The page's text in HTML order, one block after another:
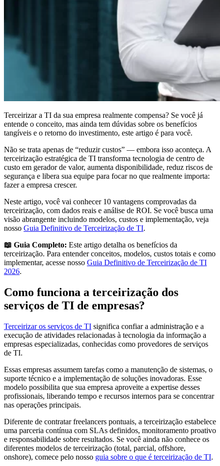
Terceirizar a TI da sua empresa realmente compensa? Se você já
entende o conceito, mas ainda tem dúvidas sobre os benefícios
tangíveis e o retorno do investimento, este artigo é para você.
Não se trata apenas de “reduzir custos” — embora isso aconteça. A
terceirização estratégica de TI transforma tecnologia de centro de
custo em gerador de valor, aumenta disponibilidade, reduz riscos de
segurança e libera sua equipe para focar no que realmente importa:
fazer a empresa crescer.
Neste artigo, você vai conhecer 10 vantagens comprovadas da
terceirização, com dados reais e análise de ROI. Se você busca uma
visão abrangente incluindo modelos, custos e implementação, veja
nosso Guia Definitivo de Terceirização de TI.
📖 Guia Completo: Este artigo detalha os benefícios da
terceirização. Para entender conceitos, modelos, custos totais e como
implementar, acesse nosso Guia Definitivo de Terceirização de TI
2026.
Como funciona a terceirização dos
serviços de TI de empresas?
Terceirizar os serviços de TI significa confiar a administração e a
execução de atividades relacionadas à tecnologia da informação a
empresas especializadas, conhecidas como provedores de serviços
de TI.
Essas empresas assumem tarefas como a manutenção de sistemas, o
suporte técnico e a implementação de soluções inovadoras. Esse
modelo possibilita que sua empresa aproveite a expertise desses
profissionais, liberando tempo e recursos internos para se concentrar
nas operações principais.
Diferente de contratar freelancers pontuais, a terceirização estabelece
uma parceria contínua com SLAs definidos, monitoramento proativo
e responsabilidade sobre resultados. Se você ainda não conhece os
diferentes modelos de terceirização (total, parcial, offshore,
onshore), comece pelo nosso guia sobre o que é terceirização de TI.